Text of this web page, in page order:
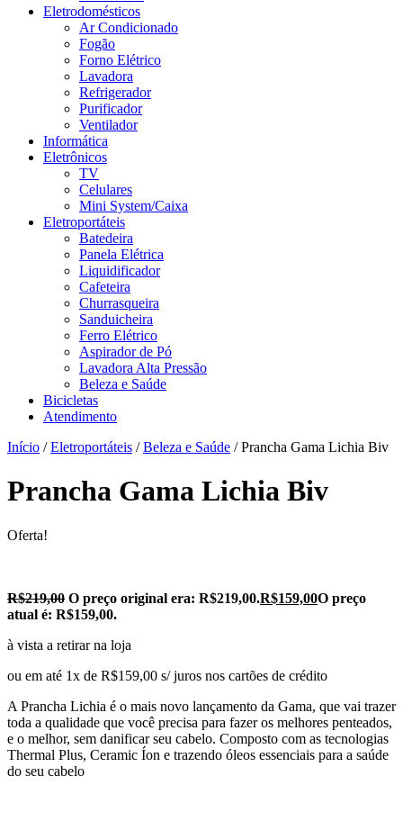
Eletrodomésticos
Ar Condicionado
Fogão
Forno Elétrico
Lavadora
Refrigerador
Purificador
Ventilador
Informática
Eletrônicos
TV
Celulares
Mini System/Caixa
Eletroportáteis
Batedeira
Panela Elétrica
Liquidificador
Cafeteira
Churrasqueira
Sanduicheira
Ferro Elétrico
Aspirador de Pó
Lavadora Alta Pressão
Beleza e Saúde
Bicicletas
Atendimento
Início /Eletroportáteis /Beleza e Saúde / Prancha Gama Lichia Biv
Prancha Gama Lichia Biv
Oferta!
R$219,00 O preço original era: R$219,00.R$159,00O preço
atual é: R$159,00.
à vista a retirar na loja
ou em até 1x de R$159,00 s/ juros nos cartões de crédito
A Prancha Lichia é o mais novo lançamento da Gama, que vai trazer
toda a qualidade que você precisa para fazer os melhores penteados,
e o melhor, sem danificar seu cabelo. Composto com as tecnologias
Thermal Plus, Ceramic Íon e trazendo óleos essenciais para a saúde
do seu cabelo